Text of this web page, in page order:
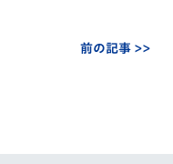
前の記事 >>